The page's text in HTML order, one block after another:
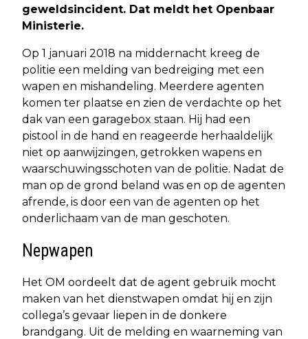
geweldsincident. Dat meldt het Openbaar
Ministerie.
Op 1 januari 2018 na middernacht kreeg de
politie een melding van bedreiging met een
wapen en mishandeling. Meerdere agenten
komen ter plaatse en zien de verdachte op het
dak van een garagebox staan. Hij had een
pistool in de hand en reageerde herhaaldelijk
niet op aanwijzingen, getrokken wapens en
waarschuwingsschoten van de politie. Nadat de
man op de grond beland was en op de agenten
afrende, is door een van de agenten op het
onderlichaam van de man geschoten.
Nepwapen
Het OM oordeelt dat de agent gebruik mocht
maken van het dienstwapen omdat hij en zijn
collega’s gevaar liepen in de donkere
brandgang. Uit de melding en waarneming van